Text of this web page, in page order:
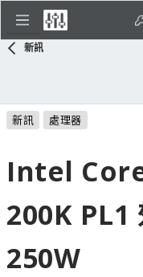
新訊
新訊 處理器
Intel
200K PL1
250W